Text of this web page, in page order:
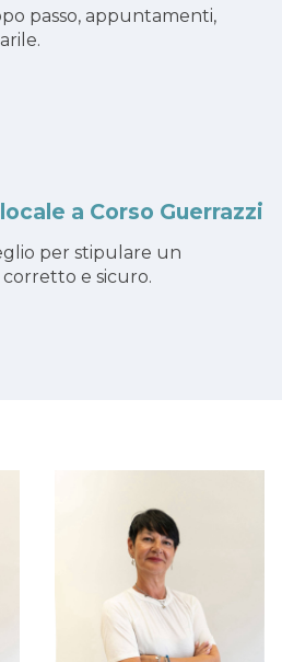
passo, appuntamenti,
a Corso Guerrazzi
per stipulare un
e sicuro.